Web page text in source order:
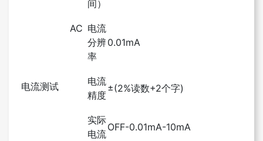
电流测试
AC
间）
电流
分辨
率
0.01mA
电流
精度
±(2%读数+2个字)
实际
电流
OFF-0.01mA-10mA